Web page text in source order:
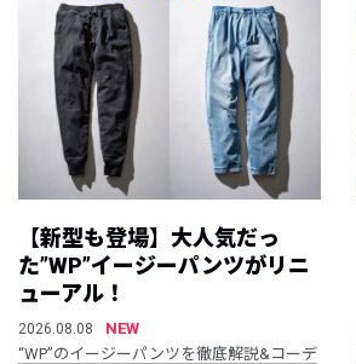
【新型も登場】大人気だっ
た”WP”イージーパンツがリニ
ューアル！
2026.08.08
NEW
“WP”のイージーパンツを徹底解説&コーデ